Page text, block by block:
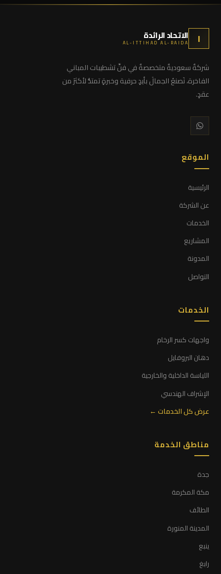
ا الاتحاد الرائدة
AL-ITTIHAD AL-RAIDA
شركةٌ سعوديةٌ متخصصةٌ في فنِّ تشطيبات المباني
الفاخرة، نَصنعُ الجمالَ بأيدٍ حرفية وخبرةٍ تمتدُّ لأكثرَ من
عقدٍ.
الموقع
الرئيسية
عن الشركة
الخدمات
المشاريع
المدونة
التواصل
الخدمات
واجهات كسر الرخام
دهان البروفايل
اللياسة الداخلية والخارجية
الإشراف الهندسي
عرض كل الخدمات ←
مناطق الخدمة
جدة
مكة المكرمة
الطائف
المدينة المنورة
ينبع
رابغ